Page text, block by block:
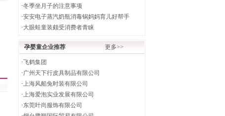
·冬季坐月子的注意事项
·安安电子蒸汽奶瓶消毒锅妈妈育儿好帮手
·大眼蛙童装颇受消费者青睐
孕婴童企业推荐 更多>>
·飞鹤集团
·广州天下行皮具制品有限公司
·上海风船兔时装有限公司
·上海爱泡实业发展有限公司
·东莞叶尚服饰有限公司